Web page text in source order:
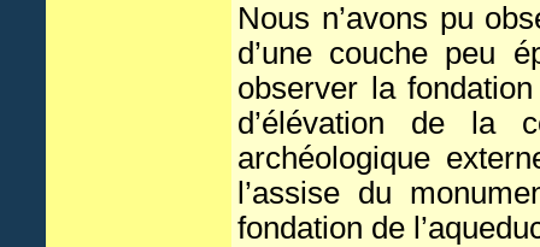
Nous n’avons pu
d’une couche peu
observer la
d’élévation de la
archéologique
l’assise du
fondation de